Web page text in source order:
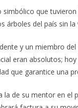
que
árboles del país sin la
y un miembro
eran absolutos;
que garantice una
de su mentor en